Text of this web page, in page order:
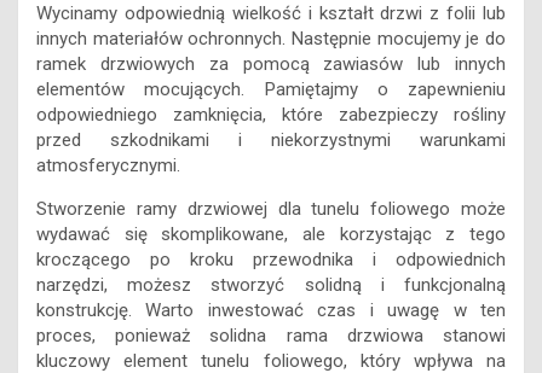
Wycinamy odpowiednią wielkość i kształt drzwi z folii lub
innych materiałów ochronnych. Następnie mocujemy je do
ramek drzwiowych za pomocą zawiasów lub innych
elementów mocujących. Pamiętajmy o zapewnieniu
odpowiedniego zamknięcia, które zabezpieczy rośliny
przed szkodnikami i niekorzystnymi warunkami
atmosferycznymi.
Stworzenie ramy drzwiowej dla tunelu foliowego może
wydawać się skomplikowane, ale korzystając z tego
kroczącego po kroku przewodnika i odpowiednich
narzędzi, możesz stworzyć solidną i funkcjonalną
konstrukcję. Warto inwestować czas i uwagę w ten
proces, ponieważ solidna rama drzwiowa stanowi
kluczowy element tunelu foliowego, który wpływa na